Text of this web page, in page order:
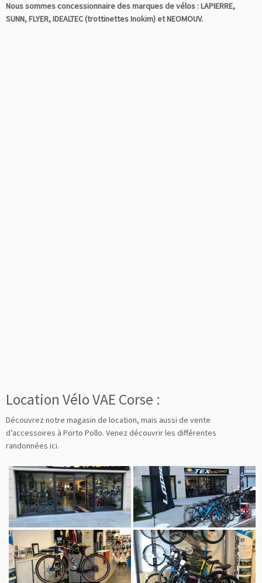
Nous sommes concessionnaire des marques de vélos : LAPIERRE,
SUNN, FLYER, IDEALTEC (trottinettes Inokim) et NEOMOUV.
Location Vélo VAE Corse :
Découvrez notre magasin de location, mais aussi de vente
d’accessoires à Porto Pollo. Venez découvrir les différentes
randonnées ici.